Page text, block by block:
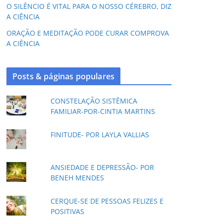
O SILÊNCIO É VITAL PARA O NOSSO CÉREBRO, DIZ
A CIÊNCIA
ORAÇÃO E MEDITAÇÃO PODE CURAR COMPROVA
A CIÊNCIA
Posts & páginas populares
CONSTELAÇÃO SISTÊMICA
FAMILIAR-POR-CINTIA MARTINS
FINITUDE- POR LAYLA VALLIAS
ANSIEDADE E DEPRESSÃO- POR
BENEH MENDES
CERQUE-SE DE PESSOAS FELIZES E
POSITIVAS